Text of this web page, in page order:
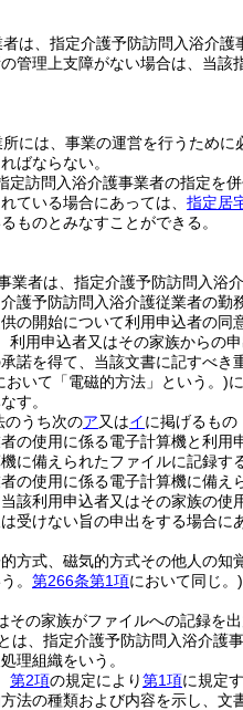
は、指定介護予防訪問入浴介
管理上支障がない場合は、当
には、事業の運営を行うため
ばならない。
定訪問入浴介護事業者の指定を
ている場合にあっては、 指定居
ものとみなすことができる。
業者は、指定介護予防訪問入浴
護予防訪問入浴介護従業者の
の開始について利用申込者の同
用申込者又はその家族からの申
諾を得て、当該文書に記すべ
おいて「電磁的方法」という。)
す。
のうち次のア又はイに掲げるもの
の使用に係る電子計算機と利
に備えられたファイルに記録す
の使用に係る電子計算機に備え
該利用申込者又はその家族の
受けない旨の申出をする場合
方式、磁気的方式その他人の知
。 第266条第1項において同じ。)
その家族がファイルへの記録を
は、指定介護予防訪問入浴介護
理組織をいう。
第2項の規定により第1項に規定
法の種類および内容を示し、文